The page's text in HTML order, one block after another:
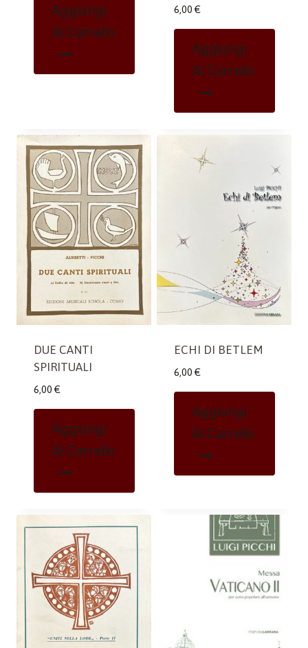
Aggiungi
Al Carrello
6,00 €
Aggiungi
Al Carrello
DUE CANTI
SPIRITUALI
6,00 €
Aggiungi
Al Carrello
ECHI DI BETLEM
6,00 €
Aggiungi
Al Carrello